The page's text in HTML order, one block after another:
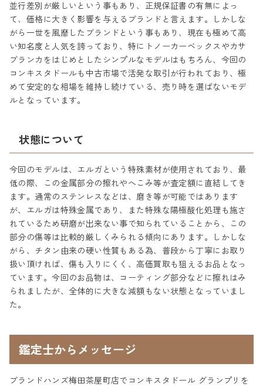
並行差別が厳しいという事もあり、正規保証書の有無によっ
て、価格に大きく影響を与えるブランドと言えます。しかしな
がら一世を風靡したブランドという事もあり、現在も極めて高
い知名度と人気を誇っており、特にトノーカーベックスやカサ
ブランカをはじめとしたシンプルなモデルはもちろん、今回の
コンキスタドールも中古市場で活発な取引が行われており、極
めて安定的な相場を維持し続けている、売り時を選ばないモデ
ルとなっています。
状態について
今回のモデルは、エルガという特殊素材が使用されており、最
低の際、この金属部分の擦れやへこみ等が査定額に直結してき
ます。通常のステンレスなどは、磨き等が可能ではあります
が、エルガは特殊金属であり、また特殊な陽極酸化処理も施さ
れているため研磨が出来ない事で知られていることから、この
部分の傷等は比較的厳しくみられる傾向にあります。しかしな
がら、チタン由来の硬い性質もある為、普段から丁寧にお取り
扱い頂ければ、傷も入りにくく、高価買取も狙えるお品となっ
ています。今回のお品物は、コーティング部分などに擦れはみ
られましたが、全体的に大きな減額もない状態となっていまし
た。
鑑定士からメッセージ
ブランドハンズ梅田茶屋町店でコンキスタドール グランプリを